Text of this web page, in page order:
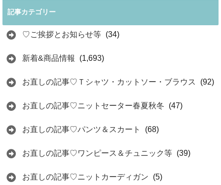
記事カテゴリー
♡ご挨拶とお知らせ等 (34)
新着&商品情報 (1,693)
お直しの記事♡Ｔシャツ・カットソー・ブラウス (92)
お直しの記事♡ニットセーター春夏秋冬 (47)
お直しの記事♡パンツ＆スカート (68)
お直しの記事♡ワンピース＆チュニック等 (39)
お直しの記事♡ニットカーディガン (5)